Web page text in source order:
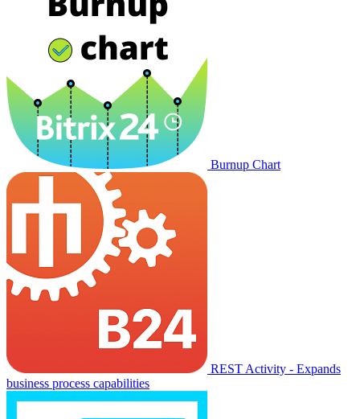
Burnup Chart
REST Activity - Expands
business process capabilities